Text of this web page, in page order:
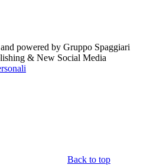
powered by Gruppo Spaggiari
& New Social Media
Back to top